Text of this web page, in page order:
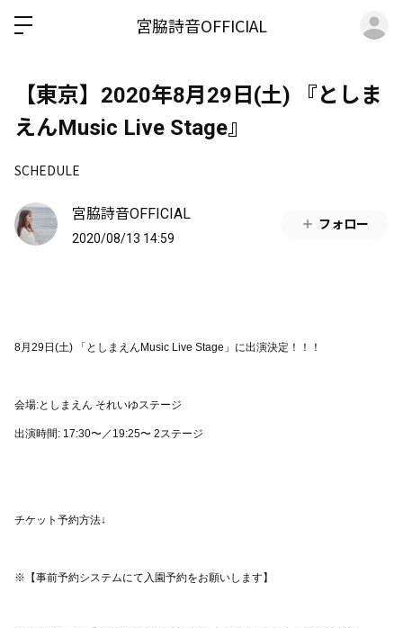
宮脇詩音OFFICIAL
【東京】2020年8月29日(土) 『としま
えんMusic Live Stage』
SCHEDULE
宮脇詩音OFFICIAL
2020/08/13 14:59
フォロー
8月29日(土) 「としまえんMusic Live Stage」に出演決定！！！
会場:としまえん それいゆステージ
出演時間: 17:30〜／19:25〜 2ステージ
チケット予約方法↓
※【事前予約システムにて入園予約をお願いします】